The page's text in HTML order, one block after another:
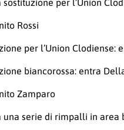
sostituzione per l’Union
Rossi
per l’Union
biancorossa: entra
Zamparo
una serie di rimpalli in